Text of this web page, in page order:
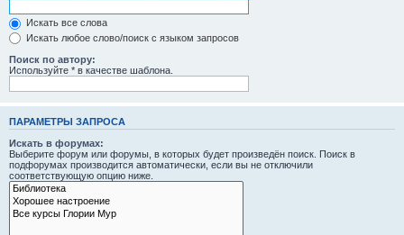
Искать все слова
Искать любое слово/поиск с языком запросов
Поиск по автору:
Используйте * в качестве шаблона.
ПАРАМЕТРЫ ЗАПРОСА
Искать в форумах:
Выберите форум или форумы, в которых будет произведён поиск. Поиск в
подфорумах производится автоматически, если вы не отключили
соответствующую опцию ниже.